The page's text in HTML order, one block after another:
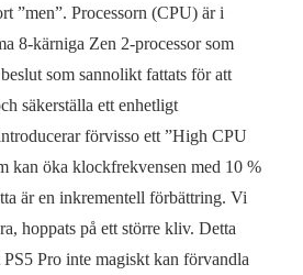
”men”. Processorn (CPU) är i
8-kärniga Zen 2-processor som
som sannolikt fattats för att
säkerställa ett enhetligt
förvisso ett ”High CPU
kan öka klockfrekvensen med 10 %
är en inkrementell förbättring. Vi
hoppats på ett större kliv. Detta
Pro inte magiskt kan förvandla